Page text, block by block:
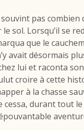
pas combien
sol. Lorsqu’il se
que le
avait désormais
lui et raconta
croire à cette
à la chasse
cessa, durant tout le